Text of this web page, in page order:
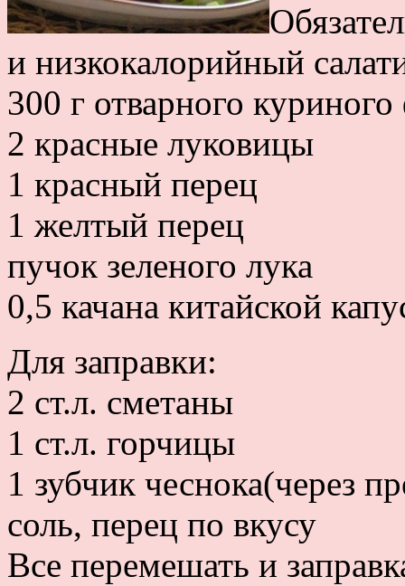
и низкокалорийный
300 г отварного
2 красные луковицы
1 красный перец
1 желтый перец
пучок зеленого лука
0,5 качана китайской
Для заправки:
2 ст.л. сметаны
1 ст.л. горчицы
1 зубчик чеснока(через
соль, перец по вкусу
Все перемешать и